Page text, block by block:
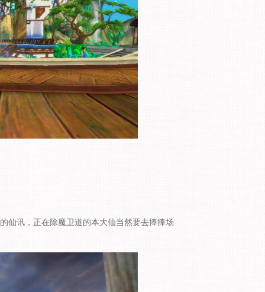
仙讯，正在除魔卫道的本大仙当然要去捧捧场